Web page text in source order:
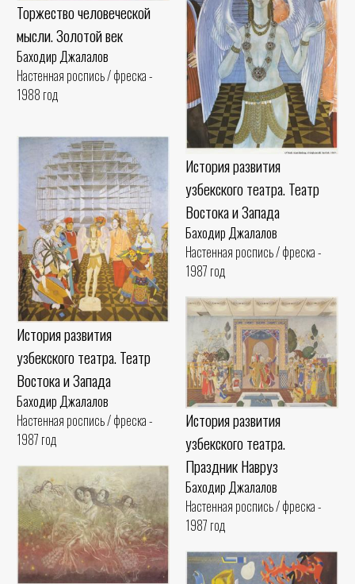
Торжество человеческой
мысли. Золотой век
Баходир Джалалов
Настенная роспись / фреска -
1988 год
История развития
узбекского театра. Театр
Востока и Запада
Баходир Джалалов
Настенная роспись / фреска -
1987 год
История развития
узбекского театра. Театр
Востока и Запада
Баходир Джалалов
Настенная роспись / фреска -
1987 год
История развития
узбекского театра.
Праздник Навруз
Баходир Джалалов
Настенная роспись / фреска -
1987 год